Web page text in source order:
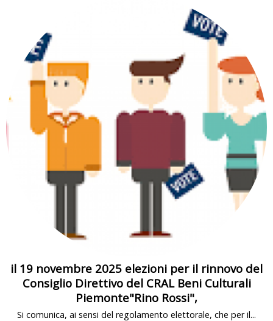
il 19 novembre 2025 elezioni per il rinnovo del
Consiglio Direttivo del CRAL Beni Culturali
Piemonte"Rino Rossi",
Si comunica, ai sensi del regolamento elettorale, che per il...